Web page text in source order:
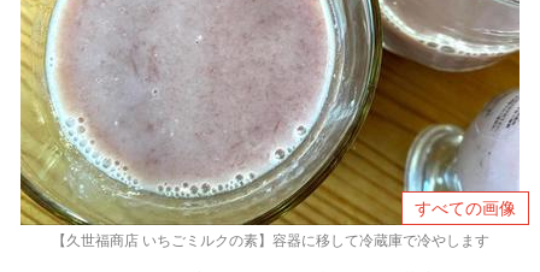
すべての画像
【久世福商店 いちごミルクの素】容器に移して冷蔵庫で冷やします